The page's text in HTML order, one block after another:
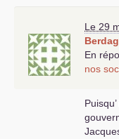
similé ,
grand
publics
Là se
petite
Le 29
En
nos